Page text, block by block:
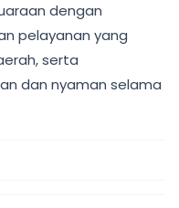
dengan
pelayanan yang
serta
dan nyaman selama